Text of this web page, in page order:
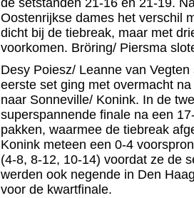
de setstanden 21-16 en 21-19.
Oostenrijkse dames het verschil
dicht bij de tiebreak, maar met
voorkomen. Bröring/ Piersma
Desy Poiesz/ Leanne van
eerste set ging met overmacht
naar Sonneville/ Konink. In de
superspannende finale na een
pakken, waarmee de tiebreak
Konink meteen een 0-4
(4-8, 8-12, 10-14) voordat ze de
werden ook negende in Den
voor de kwartfinale.